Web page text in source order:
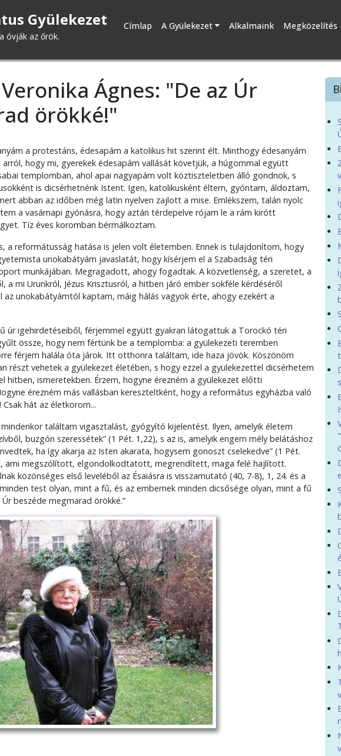
Gyülekezet
óvják az őrök.
Fő
Címlap A Gyülekezet Alkalmaink Megközelítés
Ágnes: "De az Úr
örökké!"
a protestáns, édesapám a katolikus hit szerint élt. Minthogy édesanyám
hogy mi, gyerekek édesapám vallását követjük, a húgommal együtt
templomban, ahol apai nagyapám volt köztiszteletben álló gondnok, s
is dicsérhetnénk Istent. Igen, katolikusként éltem, gyóntam, áldoztam,
abban az időben még latin nyelven zajlott a mise. Emlékszem, talán nyolc
a vasárnapi gyónásra, hogy aztán térdepelve rójam le a rám kirótt
Tíz éves koromban bérmálkoztam.
a reformátusság hatása is jelen volt életemben. Ennek is tulajdonítom, hogy
unokabátyám javaslatát, hogy kísérjem el a Szabadság téri
munkájában. Megragadott, ahogy fogadtak. A közvetlenség, a szeretet, a
a mi Urunkról, Jézus Krisztusról, a hitben járó ember sokféle kérdéséről
unokabátyámtól kaptam, máig hálás vagyok érte, ahogy ezekért a
úr igehirdetéseiből, férjemmel együtt gyakran látogattuk a Torockó téri
össze, hogy nem fértünk be a templomba: a gyülekezeti teremben
férjem halála óta járok. Itt otthonra találtam, ide haza jövök. Köszönöm
részt vehetek a gyülekezet életében, s hogy ezzel a gyülekezettel dicsérhetem
ismeretekben. Érzem, hogyne érezném a gyülekezet előtti
érezném más vallásban kereszteltként, hogy a református egyházba való
hát az életkorom...
találtam vigasztalást, gyógyító kijelentést. Ilyen, amelyik életem
buzgón szeressétek” (1 Pét. 1,22), s az is, amelyik engem mély belátáshoz
ha így akarja az Isten akarata, hogysem gonoszt cselekedve” (1 Pét.
ami megszólított, elgondolkodtatott, megrendített, maga felé hajlított.
közönséges első leveléből az Ésaiásra is visszamutató (40, 7-8), 1, 24. és a
test olyan, mint a fű, és az embernek minden dicsősége olyan, mint a fű
beszéde megmarad örökké.”